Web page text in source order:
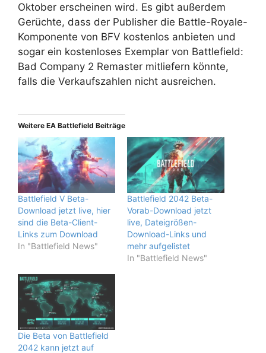
Oktober erscheinen wird. Es gibt außerdem
Gerüchte, dass der Publisher die Battle-Royale-
Komponente von BFV kostenlos anbieten und
sogar ein kostenloses Exemplar von Battlefield:
Bad Company 2 Remaster mitliefern könnte,
falls die Verkaufszahlen nicht ausreichen.
Weitere EA Battlefield Beiträge
Battlefield V Beta-
Download jetzt live, hier
sind die Beta-Client-
Links zum Download
In "Battlefield News"
Battlefield 2042 Beta-
Vorab-Download jetzt
live, Dateigrößen-
Download-Links und
mehr aufgelistet
In "Battlefield News"
Die Beta von Battlefield
2042 kann jetzt auf